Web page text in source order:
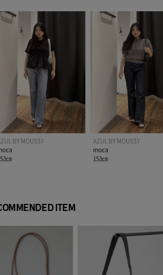
BY MOUSSY
㎝
AZUL BY MOUSSY
moca
153㎝
ITEM